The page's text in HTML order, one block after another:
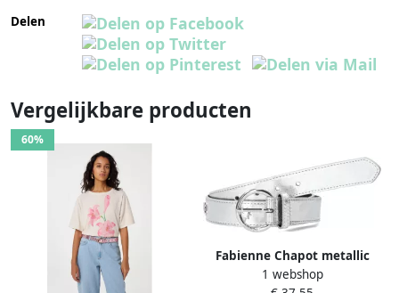
Delen
Vergelijkbare producten
60%
Fabienne Chapot metallic
riem Hammered Star
1 webshop